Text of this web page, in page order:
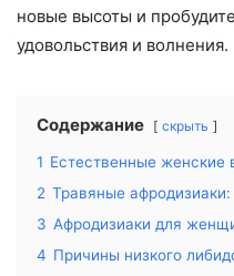
новые высоты и
удовольствия и волнения.
Содержание скрыть
1 Естественные женские
2 Травяные афродизиаки:
3 Афродизиаки для
4 Причины низкого